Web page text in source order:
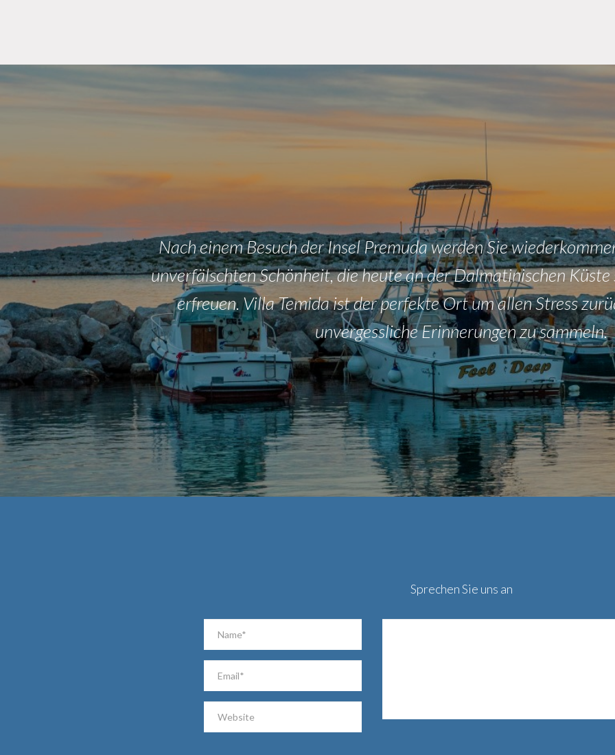
Nach einem Besuch der Insel Premuda werden Sie
unverfälschten Schönheit, die heute an der Dalmatinischen Küste
erfreuen. Villa Temida ist der perfekte Ort um allen Stress
unvergessliche Erinnerungen zu sammeln.
Sprechen Sie uns an